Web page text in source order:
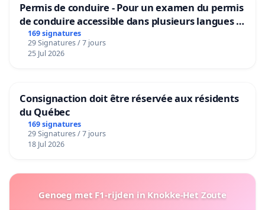
Permis de conduire - Pour un examen du permis
de conduire accessible dans plusieurs langues à
Bruxelles
169 signatures
29 Signatures / 7 jours
25 Jul 2026
Consignaction doit être réservée aux résidents
du Québec
169 signatures
29 Signatures / 7 jours
18 Jul 2026
Genoeg met F1-rijden in Knokke-Het Zoute